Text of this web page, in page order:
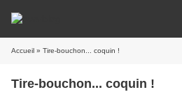
Accueil » Tire-bouchon... coquin !
Tire-bouchon... coquin !